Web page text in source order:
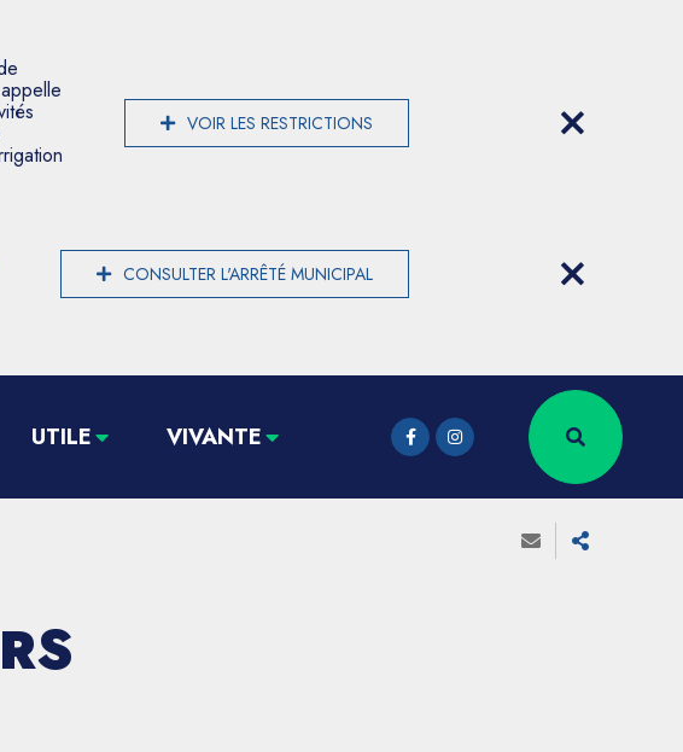
VOIR LES RESTRICTIONS
CONSULTER L'ARRÊTÉ MUNICIPAL
UTILE VIVANTE